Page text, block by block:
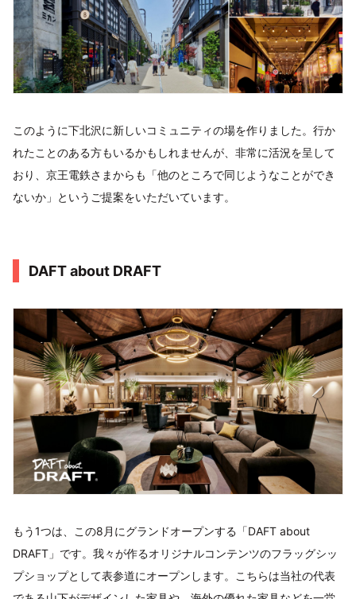
このように下北沢に新しいコミュニティの場を作りました。行か
れたことのある方もいるかもしれませんが、非常に活況を呈して
おり、京王電鉄さまからも「他のところで同じようなことができ
ないか」というご提案をいただいています。
DAFT about DRAFT
もう1つは、この8月にグランドオープンする「DAFT about
DRAFT」です。我々が作るオリジナルコンテンツのフラッグシッ
プショップとして表参道にオープンします。こちらは当社の代表